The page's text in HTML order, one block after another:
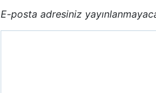
E-posta adresiniz